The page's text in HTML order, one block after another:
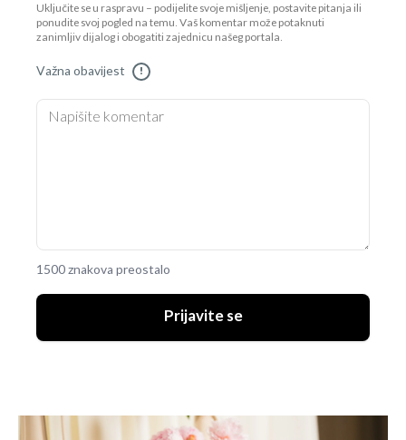
Uključite se u raspravu – podijelite svoje mišljenje, postavite pitanja ili
ponudite svoj pogled na temu. Vaš komentar može potaknuti
zanimljiv dijalog i obogatiti zajednicu našeg portala.
Važna obavijest !
1500 znakova preostalo
Prijavite se